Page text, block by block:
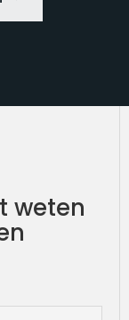
weten